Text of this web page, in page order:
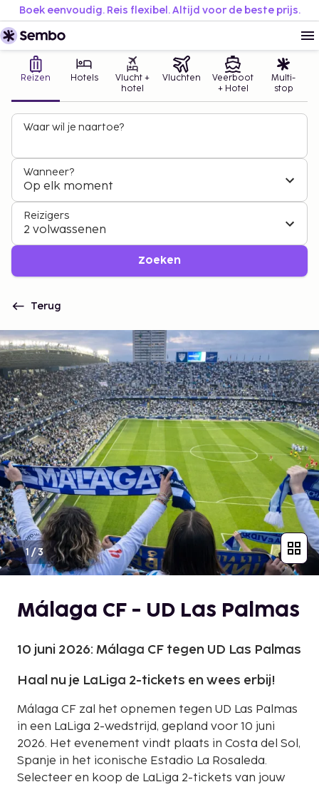
Boek eenvoudig. Reis flexibel. Altijd voor de beste prijs.
Reizen Hotels
Vlucht +
hotel
Vluchten
Veerboot
+ Hotel
Multi-
stop
Waar wil je naartoe?
Wanneer?
Op elk moment
Reizigers
2 volwassenen
Zoeken
Terug
1/3
Málaga CF - UD Las Palmas
10 juni 2026: Málaga CF tegen UD Las Palmas
Haal nu je LaLiga 2-tickets en wees erbij!
Málaga CF zal het opnemen tegen UD Las Palmas
in een LaLiga 2-wedstrijd, gepland voor 10 juni
2026. Het evenement vindt plaats in Costa del Sol,
Spanje in het iconische Estadio La Rosaleda.
Selecteer en koop de LaLiga 2-tickets van jouw